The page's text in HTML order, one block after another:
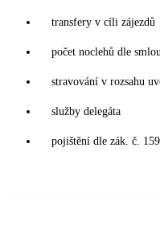
transfery v cíli zájezdů
počet noclehů dle
stravování v rozsahu
služby delegáta
pojištění dle zák. č.